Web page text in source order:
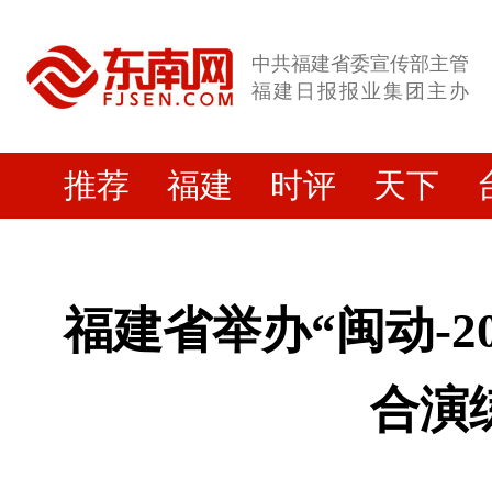
中共福建省委宣传部主管
福建日报报业集团主办
推荐 福建 时评 天下
福建省举办“闽动-
合演